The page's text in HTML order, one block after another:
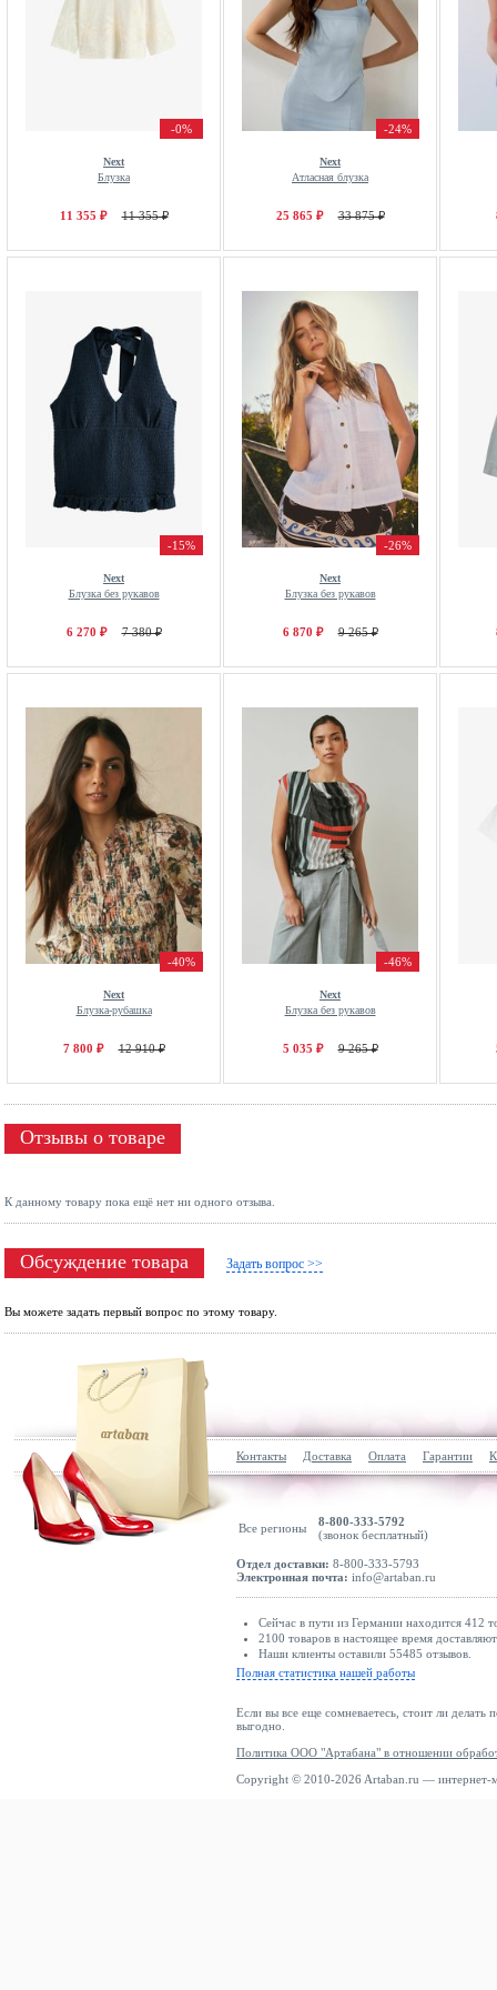
-0%
Next
Блузка
11 355 ₽ 11 355 ₽
-24%
Next
Атласная блузка
25 865 ₽ 33 875 ₽
-15%
Next
Блузка без рукавов
6 270 ₽ 7 380 ₽
-26%
Next
Блузка без рукавов
6 870 ₽ 9 265 ₽
-40%
Next
Блузка-рубашка
7 800 ₽ 12 910 ₽
-46%
Next
Блузка без рукавов
5 035 ₽ 9 265 ₽
Отзывы о товаре
К данному товару пока ещё нет ни одного отзыва.
Обсуждение товара Задать вопрос >>
Вы можете задать первый вопрос по этому товару.
Контакты Доставка Оплата Гарантии
Все регионы
8-800-333-5792
(звонок бесплатный)
Отдел доставки: 8-800-333-5793
Электронная почта: info@artaban.ru
Сейчас в пути из Германии находится 412
2100 товаров в настоящее время
Наши клиенты оставили 55485 отзывов.
Полная статистика нашей работы
Если вы все еще сомневаетесь, стоит ли делать
выгодно.
Политика ООО "Артабана" в отношении
Copyright © 2010-2026 Artaban.ru — интернет-